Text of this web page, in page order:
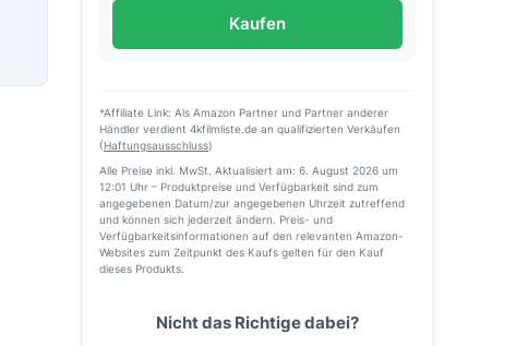
Kaufen
*Affiliate Link: Als Amazon Partner und Partner anderer
Händler verdient 4kfilmliste.de an qualifizierten Verkäufen
(Haftungsausschluss)
Alle Preise inkl. MwSt. Aktualisiert am: 6. August 2026 um
12:01 Uhr – Produktpreise und Verfügbarkeit sind zum
angegebenen Datum/zur angegebenen Uhrzeit zutreffend
und können sich jederzeit ändern. Preis- und
Verfügbarkeitsinformationen auf den relevanten Amazon-
Websites zum Zeitpunkt des Kaufs gelten für den Kauf
dieses Produkts.
Nicht das Richtige dabei?